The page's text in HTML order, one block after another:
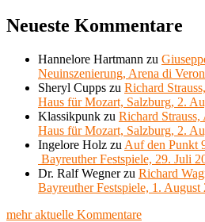
Neueste Kommentare
Hannelore Hartmann zu
Neuinszenierung, Arena di
Sheryl Cupps zu Richard
Haus für Mozart, Salzburg, 2.
Klassikpunk zu Richard
Haus für Mozart, Salzburg, 2.
Ingelore Holz zu Auf den Punkt
Bayreuther Festspiele, 29. Juli
Dr. Ralf Wegnerzu Richard
Bayreuther Festspiele, 1. August
mehr aktuelle Kommentare